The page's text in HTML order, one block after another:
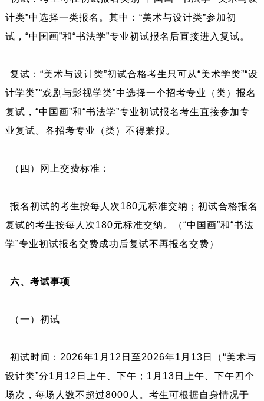
计类”中选择一类报名。其中：“美术与设计类”参加初
试，“中国画”和“书法学”专业初试报名后直接进入复试。
复试：“美术与设计类”初试合格考生只可从“美术学类”“设
计学类”“戏剧与影视学类”中选择一个招考专业（类）报名
复试，“中国画”和“书法学”专业初试报名考生直接参加专
业复试。各招考专业（类）不得兼报。
（四）网上交费标准：
报名初试的考生按每人次180元标准交纳；初试合格报名
复试的考生按每人次180元标准交纳。（“中国画”和“书法
学”专业初试报名交费成功后复试不再报名交费）
六、考试事项
（一）初试
初试时间：2026年1月12日至2026年1月13日（“美术与
设计类”分1月12日上午、下午；1月13日上午、下午四个
场次，每场人数不超过8000人。 考生可根据自身情况于